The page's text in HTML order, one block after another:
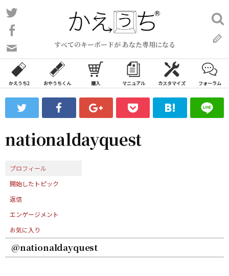
コ
ン
ン
ツ
ス
ッ
すべてのキーボードが あなた専用になる
い
合
わ
フ
ォ
ム
検
索:
かえうち2 おやうちくん 購入 マニュアル カスタマイズ フォーラム
nationaldayquest
プロフィール
開始したトピック
返信
エンゲージメント
お気に入り
@nationaldayquest